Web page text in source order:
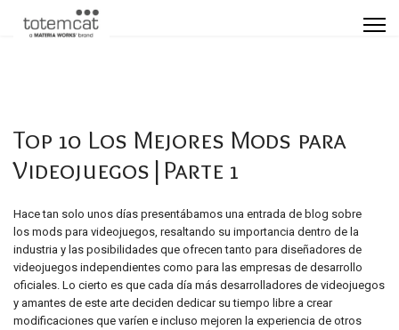
Top 10 Los Mejores Mods para
Videojuegos|Parte 1
Hace tan solo unos días presentábamos una entrada de blog sobre
los mods para videojuegos, resaltando su importancia dentro de la
industria y las posibilidades que ofrecen tanto para diseñadores de
videojuegos independientes como para las empresas de desarrollo
oficiales. Lo cierto es que cada día más desarrolladores de videojuegos
y amantes de este arte deciden dedicar su tiempo libre a crear
modificaciones que varíen e incluso mejoren la experiencia de otros